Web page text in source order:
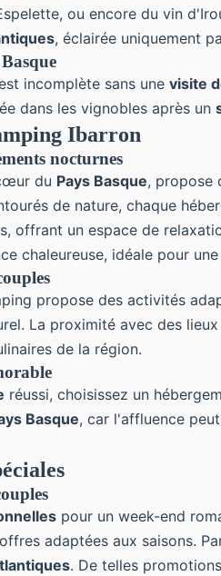
ou encore du vin
, éclairée uniquement
incomplète sans une visite
dans les vignobles après un
Ibarron
nocturnes
du Pays Basque, propose
de nature, chaque
offrant un espace de
chaleureuse, idéale pour une
propose des activités
La proximité avec des
de la région.
réussi, choisissez un
Basque, car l'affluence
pour un week-end
adaptées aux saisons.
. De telles